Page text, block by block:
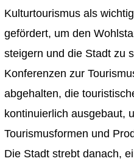
Kulturtourismus als
gefördert, um den
steigern und die Stadt zu
Konferenzen zur
abgehalten, die
kontinuierlich ausgebaut,
Tourismusformen und
Die Stadt strebt danach,